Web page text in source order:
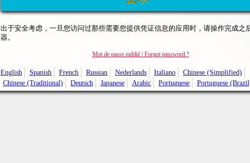
出于安全考虑，一旦您访问过那些需要您提供凭证信息的应用时，请操作完成之
器。
Mot de passe oublié / Forgot password ?
English Spanish French Russian Nederlands Italiano
Chinese (Simplified)
Chinese (Traditional)
Deutsch Japanese Arabic Portuguese Portuguese